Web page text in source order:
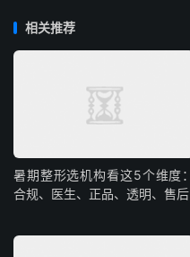
相关推荐
暑期整形选机构看这5个维度：
合规、医生、正品、透明、售后